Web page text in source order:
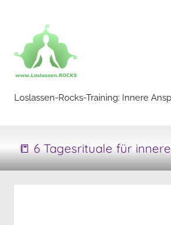
springen
Loslassen-
Rocks-
Loslassen-Rocks-Training: Innere
📒 6 Tagesrituale für